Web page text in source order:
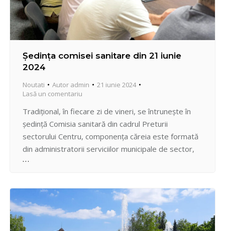
Ședința comisei sanitare din 21 iunie
2024
Noutati Autor admin
21 iunie 2024
Lasă un comentariu
Tradițional, în fiecare zi de vineri, se întrunește în
ședință Comisia sanitară din cadrul Preturii
sectorului Centru, componența căreia este formată
din administratorii serviciilor municipale de sector,
gestionari ai fondului locativ și Secția locativ-
Vicepretor, Sergiu Andrian, au fost puse în discuție
chestiuni din domeniul edilitar, starea sanitaro-
igienică…